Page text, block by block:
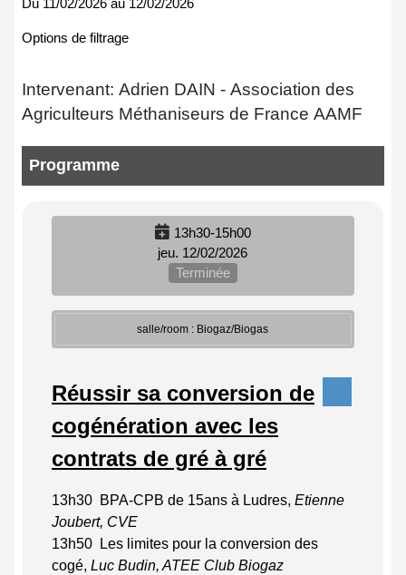
Du 11/02/2026 au 12/02/2026
Options de filtrage
Intervenant: Adrien DAIN - Association des
Agriculteurs Méthaniseurs de France AAMF
Programme
13h30-15h00
jeu. 12/02/2026
Terminée
salle/room : Biogaz/Biogas
Réussir sa conversion de
cogénération avec les
contrats de gré à gré
13h30 BPA-CPB de 15ans à Ludres, Etienne
Joubert, CVE
13h50 Les limites pour la conversion des
cogé, Luc Budin, ATEE Club Biogaz